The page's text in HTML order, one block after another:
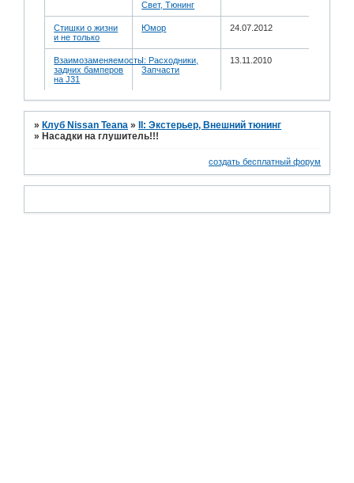
Свет, Тюнинг
Стишки о жизни
и не только
Юмор 24.07.2012
Взаимозаменяемость
задних бамперов
на J31
I: Расходники,
Запчасти
13.11.2010
» Клуб Nissan Teana »
II: Экстерьер, Внешний тюнинг
» Насадки на глушитель!!!
создать бесплатный форум